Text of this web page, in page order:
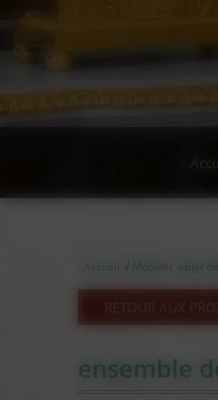
/ Mobilier, objet
ensemble